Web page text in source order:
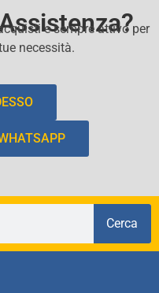
e sempre attivo per
necessità.
Cerca